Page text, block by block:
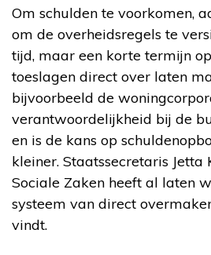
Om schulden te voorkomen,
om de overheidsregels te
tijd, maar een korte termijn
toeslagen direct over laten
bijvoorbeeld de
verantwoordelijkheid bij de
en is de kans op
kleiner. Staatssecretaris Jetta
Sociale Zaken heeft al laten
systeem van direct
vindt.